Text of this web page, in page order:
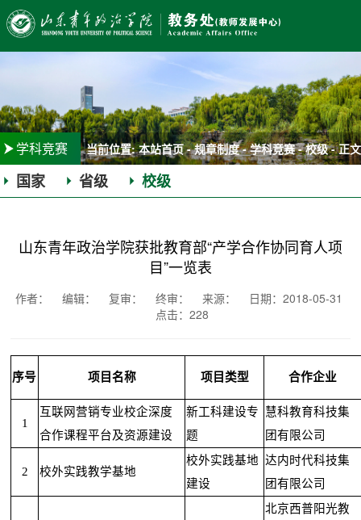
学科竞赛 当前位置:本站首页-规章制度-学科竞赛-校级- 正文
国家 省级 校级
山东青年政治学院获批教育部“产学合作协同育人项
目”一览表
作者： 编辑： 复审：
终审： 来源： 日期：2018-05-31
点击： 228
序号 项目名称 项目类型 合作企业
1
互联网营销专业校企深度
合作课程平台及资源建设
新工科建设专
题
慧科教育科技集
团有限公司
2 校外实践教学基地
校外实践基地
建设
达内时代科技集
团有限公司
北京西普阳光教